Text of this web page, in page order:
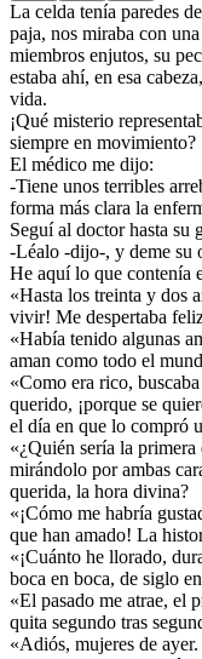
La celda tenía paredes
paja, nos miraba con
miembros enjutos, su
estaba ahí, en esa
vida.
¡Qué misterio
siempre en movimiento?
El médico me dijo:
-Tiene unos terribles
forma más clara la
Seguí al doctor hasta su
-Léalo -dijo-, y deme su
He aquí lo que contenía
«Hasta los treinta y dos
vivir! Me despertaba
«Había tenido algunas
aman como todo el
«Como era rico,
querido, ¡porque se
el día en que lo compró
«¿Quién sería la
mirándolo por ambas
querida, la hora divina?
«¡Cómo me habría
que han amado! La
«¡Cuánto he llorado,
boca en boca, de siglo
«El pasado me atrae, el
quita segundo tras
«Adiós, mujeres de